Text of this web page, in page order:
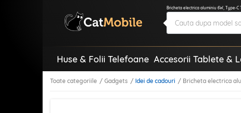
Bricheta electrica aluminiu 6W, Type-C
Huse & Folii Telefoane Accesorii Tablete &
Toate categoriile Gadgets Idei de cadouri Bricheta electrica